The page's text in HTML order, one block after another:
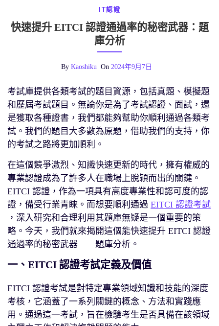
IT認證
快速提升 EITCI 認證通過率的秘密武器：題
庫分析
By Kaoshiku On 2024年9月7日
考試庫提供各類考試的題目資源，包括真題、模擬題
和歷屆考試題目。無論你是為了考試認證、面試，還
是獲取各種證書，我們都能夠幫助你順利通過各類考
試。我們的題目大多數為原題，借助我們的支持，你
的考試之路將更加順利。
在這個競爭激烈、知識快速更新的時代，擁有權威的
專業認證成為了許多人在職場上脫穎而出的關鍵。
EITCI 認證，作為一項具有高度專業性和認可度的認
證，備受行業青睞。而想要順利通過 EITCI 認證考試
，深入研究和合理利用其題庫無疑是一個重要的策
略。今天，我們就來揭開這個能快速提升 EITCI 認證
通過率的秘密武器——題庫分析。
一、EITCI 認證考試定義及價值
EITCI 認證考試是對特定專業領域知識和技能的深度
考核，它涵蓋了一系列關鍵的概念、方法和實踐應
用。通過這一考試，旨在檢驗考生是否具備在該領域